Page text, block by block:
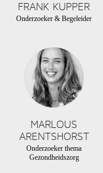
FRANK KUPPER
Onderzoeker & Begeleider
MARLOUS
ARENTSHORST
Onderzoeker thema
Gezondheidszorg